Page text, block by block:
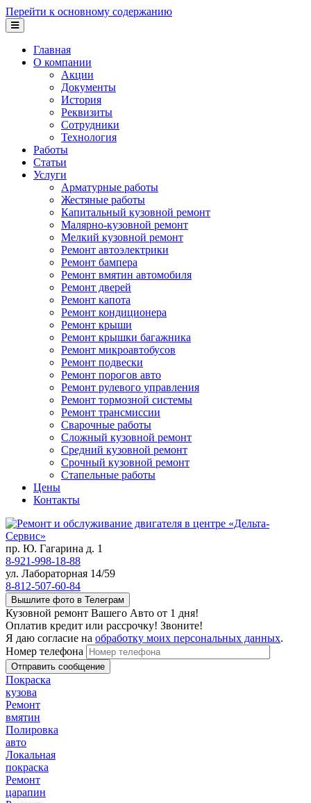
Перейти к основному содержанию
Главная
О компании
Акции
Документы
История
Реквизиты
Сотрудники
Технология
Работы
Статьи
Услуги
Арматурные работы
Жестяные работы
Капитальный кузовной ремонт
Малярно-кузовной ремонт
Мелкий кузовной ремонт
Ремонт автоэлектрики
Ремонт бампера
Ремонт вмятин автомобиля
Ремонт дверей
Ремонт капота
Ремонт кондиционера
Ремонт крыши
Ремонт крышки багажника
Ремонт микроавтобусов
Ремонт подвески
Ремонт порогов авто
Ремонт рулевого управления
Ремонт тормозной системы
Ремонт трансмиссии
Сварочные работы
Сложный кузовной ремонт
Средний кузовной ремонт
Срочный кузовной ремонт
Стапельные работы
Цены
Контакты
пр. Ю. Гагарина д. 1
8-921-998-18-88
ул. Лабораторная 14/59
8-812-507-60-84
Вышлите фото в Телеграм
Кузовной ремонт Вашего Авто от 1 дня!
Оплатив кредит или рассрочку! Звоните!
Я даю согласие на обработку моих персональных данных.
Номер телефона
Покраска
кузова
Ремонт
вмятин
Полировка
авто
Локальная
покраска
Ремонт
царапин